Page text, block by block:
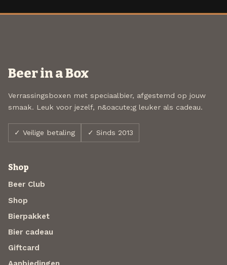
Beer in a Box
Verrassingsboxen met speciaalbier, afgestemd op jouw
smaak. Leuk voor jezelf, n&oacute;g leuker als cadeau.
✓ Veilige betaling ✓ Sinds 2013
Shop
Beer Club
Shop
Bierpakket
Bier cadeau
Giftcard